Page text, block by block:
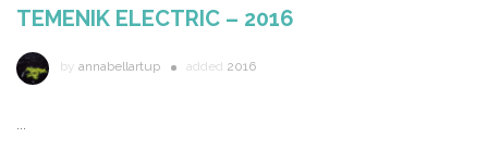
TEMENIK ELECTRIC – 2016
by annabellartup added 2016
...